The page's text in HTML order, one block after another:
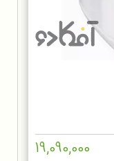
19,090,000